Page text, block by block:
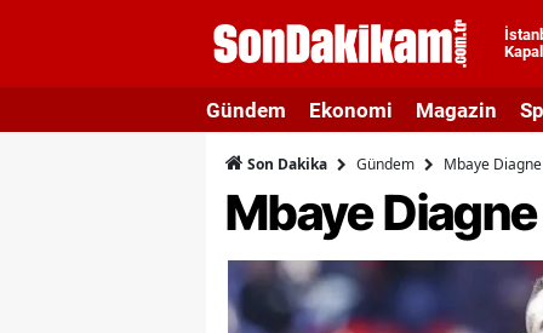
Gündem Ekonomi Magazin
Son Dakika Gündem Mbaye Diagne
Mbaye